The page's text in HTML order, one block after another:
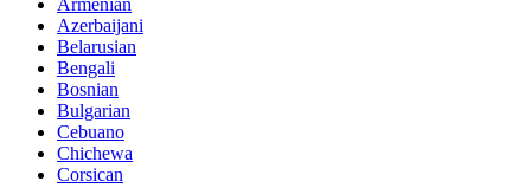
Armenian
Azerbaijani
Belarusian
Bengali
Bosnian
Bulgarian
Cebuano
Chichewa
Corsican